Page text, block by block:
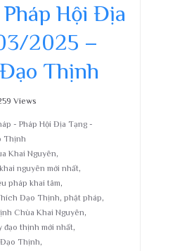
Hội Địa
2025 –
Thịnh
Views
- Pháp Hội Địa Tạng -
Thịnh
Khai Nguyên,
nguyên mới nhất,
pháp khai tâm,
Đạo Thịnh, phật pháp,
Chùa Khai Nguyên,
đạo thịnh mới nhất,
Thịnh,